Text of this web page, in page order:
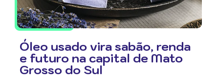
Óleo usado vira sabão, renda
e futuro na capital de Mato
Grosso do Sul